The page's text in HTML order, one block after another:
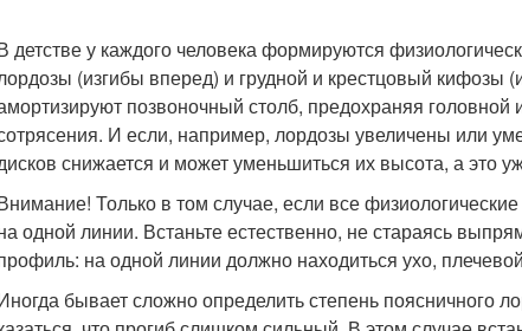
детстве у каждого человека формируются
(изгибы вперед) и грудной и крестцовый кифозы
позвоночный столб, предохраняя
И если, например, лордозы увеличены или
снижается и может уменьшиться их высота, а это
Только в том случае, если все
одной линии. Встаньте естественно, не стараясь
на одной линии должно находиться ухо,
бывает сложно определить степень поясничного